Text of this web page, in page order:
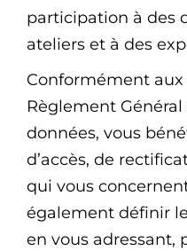
participation à des
ateliers et à des
Conformément aux
Règlement
données, vous
d’accès, de
qui vous
également définir
en vous adressant,